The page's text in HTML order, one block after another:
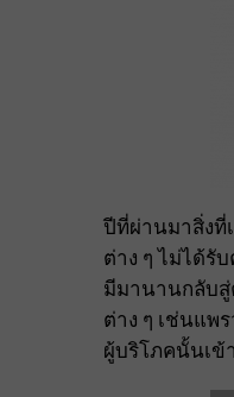
ปีที่ผ่านมาสิ่งที่
ต่าง ๆ ไม่ได้รั
มีมานานกลับสู่
ต่าง ๆ เช่นแพ
ผู้บริโภคนั้นเ